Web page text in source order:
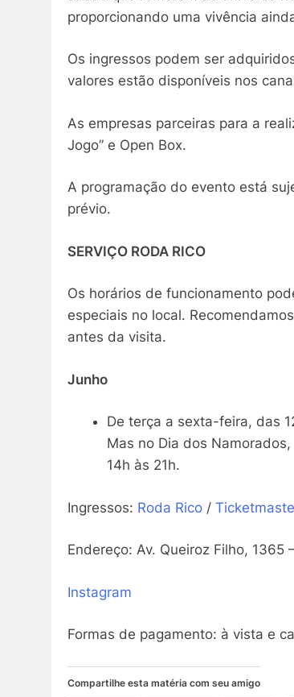
proporcionando uma vivência
Os ingressos podem ser
valores estão disponíveis nos
As empresas parceiras para a
Jogo” e Open Box.
A programação do evento está
prévio.
SERVIÇO RODA RICO
Os horários de funcionamento
especiais no local.
antes da visita.
Junho
De terça a sexta-feira, das
Mas no Dia dos
14h às 21h.
Ingressos: Roda Rico /
Endereço: Av. Queiroz Filho, 1365
Instagram
Formas de pagamento: à vista e
Compartilhe esta matéria com seu amigo